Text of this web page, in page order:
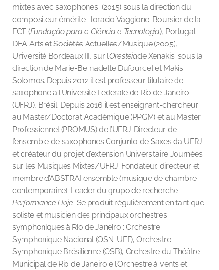
mixtes avec saxophones (2015) sous la direction du
compositeur émérite Horacio Vaggione. Boursier de la
FCT (Fundação para a Ciência e Tecnologia), Portugal.
DEA Arts et Sociétés Actuelles/Musique (2005),
Université Bordeaux III, sur l’Oresteiade Xenakis, sous la
direction de Marie-Bernadette Dufourcet et Makis
Solomos. Depuis 2012 il est professeur titulaire de
saxophone à l’Université Fédérale de Rio de Janeiro
(UFRJ), Brésil. Depuis 2016 il est enseignant-chercheur
au Master/Doctorat Académique (PPGM) et au Master
Professionnel (PROMUS) de l’UFRJ. Directeur de
l’ensemble de saxophones Conjunto de Saxes da UFRJ
et créateur du projet d’extension Universitaire Journées
sur les Musiques Mixtes/UFRJ. Fondateur, directeur et
membre d’ABSTRAI ensemble (musique de chambre
contemporaine). Leader du grupo de recherche
Performance Hoje. Se produit régulièrement en tant que
soliste et musicien des principaux orchestres
symphoniques à Rio de Janeiro : Orchestre
Symphonique Nacional (OSN-UFF), Orchestre
Symphonique Brésilienne (OSB), Orchestre du Théâtre
Municipal de Rio de Janeiro e l’Orchestre à vents et